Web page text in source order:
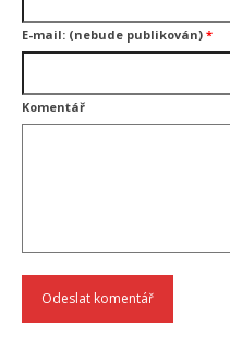
E-mail: (nebude publikován) *
Komentář